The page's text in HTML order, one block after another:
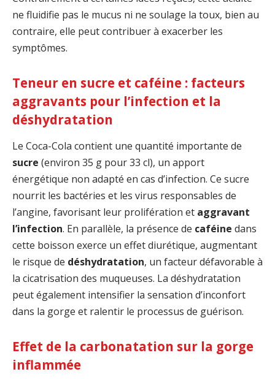
ne fluidifie pas le mucus ni ne soulage la toux, bien au
contraire, elle peut contribuer à exacerber les
symptômes.
Teneur en sucre et caféine : facteurs
aggravants pour l’infection et la
déshydratation
Le Coca-Cola contient une quantité importante de
sucre (environ 35 g pour 33 cl), un apport
énergétique non adapté en cas d’infection. Ce sucre
nourrit les bactéries et les virus responsables de
l’angine, favorisant leur prolifération et aggravant
l’infection. En parallèle, la présence de caféine dans
cette boisson exerce un effet diurétique, augmentant
le risque de déshydratation, un facteur défavorable à
la cicatrisation des muqueuses. La déshydratation
peut également intensifier la sensation d’inconfort
dans la gorge et ralentir le processus de guérison.
Effet de la carbonatation sur la gorge
inflammée